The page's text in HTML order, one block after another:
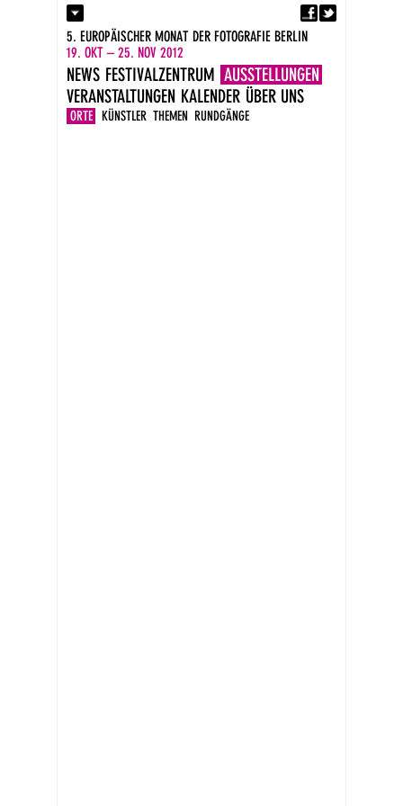
Kontakt
Presse
Impressum
DE
EN
5. EUROPÄISCHER MONAT DER FOTOGRAFIE BERLIN
19. OKT – 25. NOV 2012
NEWS FESTIVALZENTRUM AUSSTELLUNGEN
ORTE KÜNSTLER THEMEN RUNDGÄNGE
VERANSTALTUNGEN KALENDER ÜBER UNS